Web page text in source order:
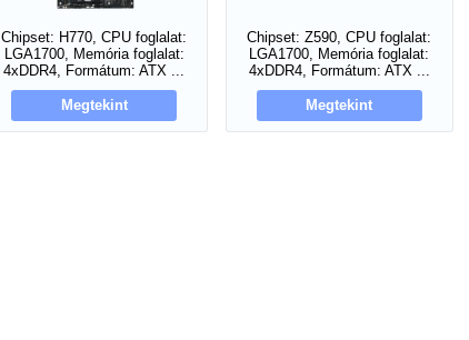
Chipset: H770, CPU foglalat:
LGA1700, Memória foglalat:
4xDDR4, Formátum: ATX ...
Megtekint
Chipset: Z590, CPU foglalat:
LGA1700, Memória foglalat:
4xDDR4, Formátum: ATX ...
Megtekint